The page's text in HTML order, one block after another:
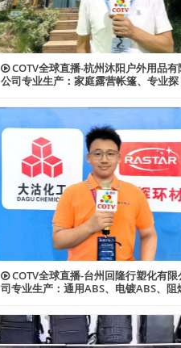
COTV全球直播-杭州沐阳户外用品有
公司专业生产：家庭露营帐篷、专业探
宠物帐篷等多功能户外帐篷系列产品；
设计创新、匠心制造、款式多样，源头
工厂，欢迎大家光临！
COTV全球直播-台州回隆行塑化有限
司专业生产：通用ABS、电镀ABS、阻
及代理透、改苯GPPS、HIPS系列等创
型塑料颗粒产品，欢迎大家光临！